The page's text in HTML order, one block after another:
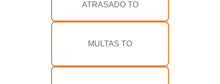
ATRASADO TO
MULTAS TO